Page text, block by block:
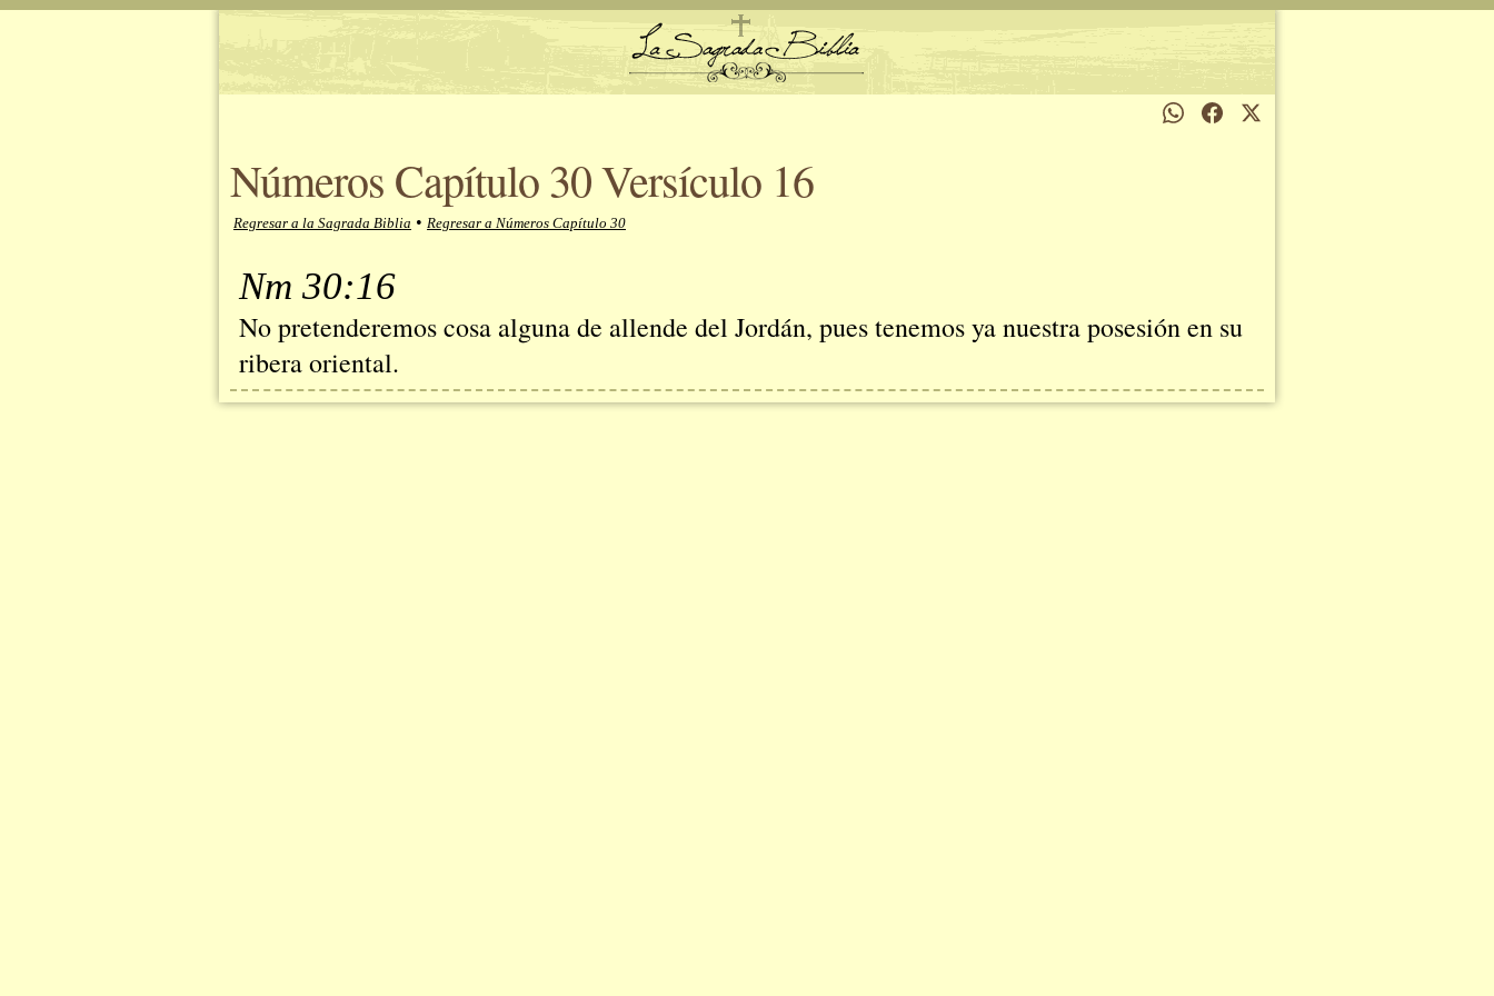
Números Capítulo 30 Versículo 16
Regresar a la Sagrada Biblia • Regresar a Números Capítulo 30
Nm 30:16
No pretenderemos cosa alguna de allende del Jordán, pues tenemos ya nuestra posesión en su
ribera oriental.